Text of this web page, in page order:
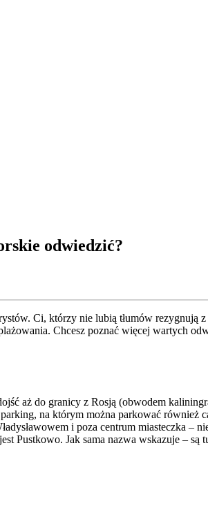
odwiedzić?
Ci, którzy nie lubią tłumów rezygnują
Chcesz poznać więcej wartych
aż do granicy z Rosją (obwodem
na którym można parkować
i poza centrum miasteczka –
Pustkowo. Jak sama nazwa wskazuje –